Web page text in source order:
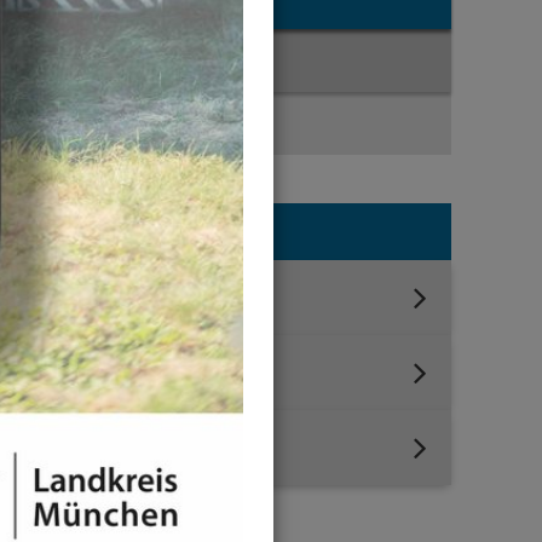
News-Detail
Jahresauswahl
2026
2025